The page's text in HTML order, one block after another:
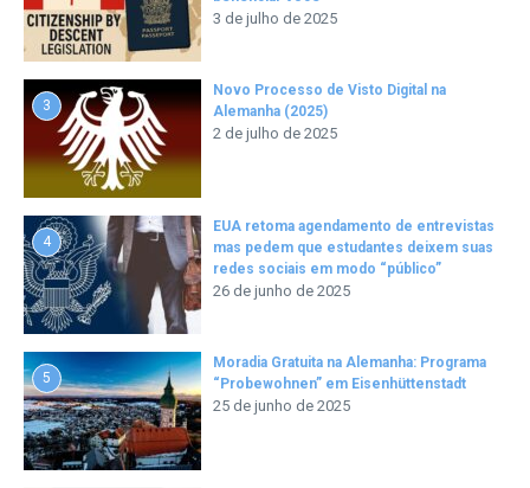
3 de julho de 2025
3
Novo Processo de Visto Digital na
Alemanha (2025)
2 de julho de 2025
4
EUA retoma agendamento de entrevistas
mas pedem que estudantes deixem suas
redes sociais em modo “público”
26 de junho de 2025
5
Moradia Gratuita na Alemanha: Programa
“Probewohnen” em Eisenhüttenstadt
25 de junho de 2025